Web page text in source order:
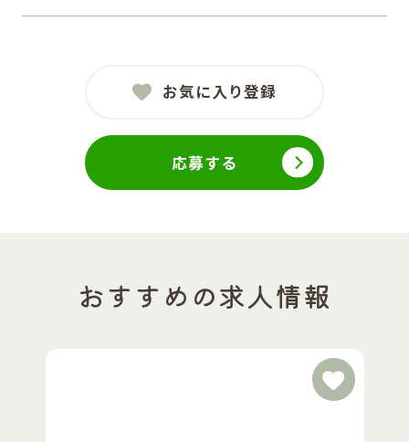
お気に入り登録
応募する
おすすめの求人情報